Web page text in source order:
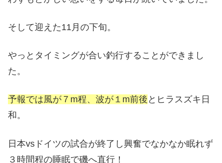
そして迎えた11月の下旬。
やっとタイミングが合い釣行することができまし
た。
予報では風が７m程、波が１m前後 とヒラスズキ日
和。
日本vsドイツの試合が終了し興奮でなかなか眠れず
３時間程の睡眠で磯へ直行！